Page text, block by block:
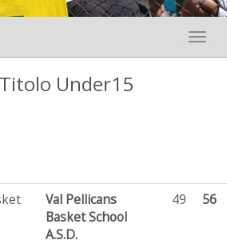
Under15
Val Pellicans
Basket School
A.S.D.
49 56